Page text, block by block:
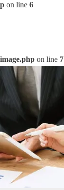
on line 6
on line 7